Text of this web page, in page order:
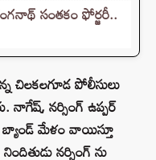
సంతకం ఫోర్జరీ..
పోలీసులు
నాగేష్, నర్సింగ్ ఉప్పర్
బ్యాండ్ మేళం వాయిస్తూ
నర్సింగ్ ను